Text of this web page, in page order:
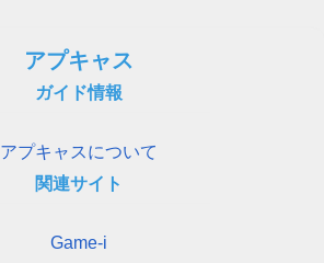
アプキャス
ガイド情報
アプキャスについて
関連サイト
Game-i